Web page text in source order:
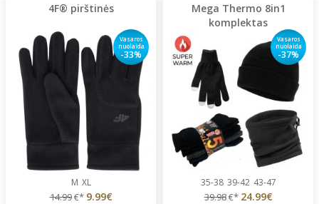
4F® pirštinės
Vasaros
nuolaida
-33%
M XL
14.99€* 9.99€
Mega Thermo 8in1
komplektas
Vasaros
nuolaida
-37%
35-38 39-42 43-47
39.98€* 24.99€